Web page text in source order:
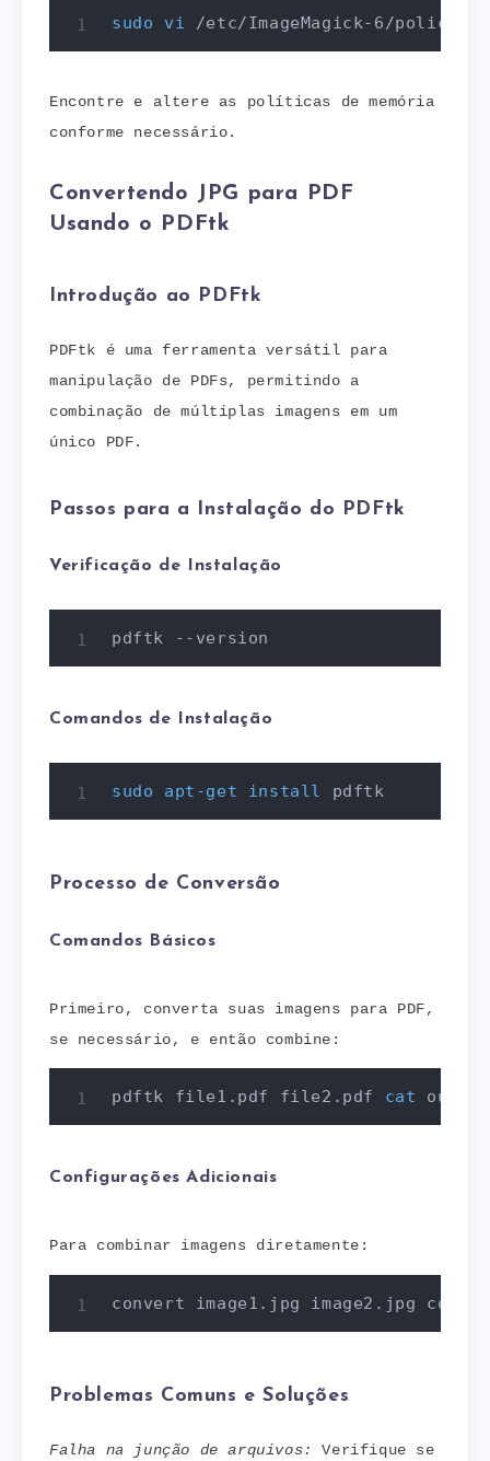
sudo vi /etc/ImageMagick-6/
Encontre e altere as políticas de memória
conforme necessário.
Convertendo JPG para PDF
Usando o PDFtk
Introdução ao PDFtk
PDFtk é uma ferramenta versátil para
manipulação de PDFs, permitindo a
combinação de múltiplas imagens em um
único PDF.
Passos para a Instalação do PDFtk
Verificação de Instalação
pdftk --version
Comandos de Instalação
sudo apt-get install pdftk
Processo de Conversão
Comandos Básicos
Primeiro, converta suas imagens para PDF,
se necessário, e então combine:
pdftk file1.pdf file2.pdf cat
Configurações Adicionais
Para combinar imagens diretamente:
convert image1.jpg image2.jpg
Problemas Comuns e Soluções
Falha na junção de arquivos:
Verifique se